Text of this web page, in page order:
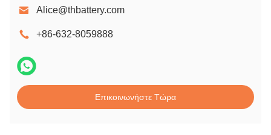
Alice@thbattery.com
+86-632-8059888
Επικοινωνήστε Τώρα